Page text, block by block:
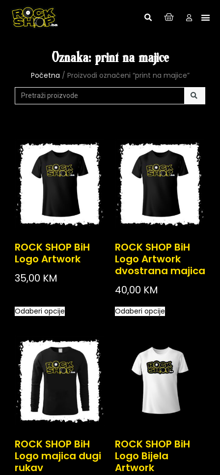
Oznaka: print na majice
Početna / Proizvodi označeni “print na majice”
ROCK SHOP BiH
Logo Artwork
35,00 KM
Odaberi opcije
ROCK SHOP BiH
Logo Artwork
dvostrana majica
40,00 KM
Odaberi opcije
ROCK SHOP BiH
Logo majica dugi
rukav
ROCK SHOP BiH
Logo Bijela
Artwork